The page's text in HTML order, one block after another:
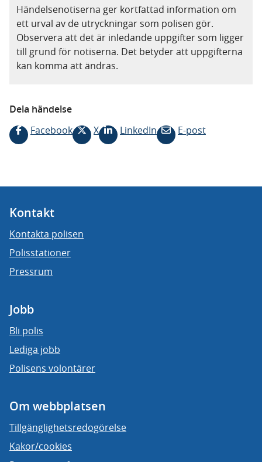
Händelsenotiserna ger kortfattad information om
ett urval av de utryckningar som polisen gör.
Observera att det är inledande uppgifter som ligger
till grund för notiserna. Det betyder att uppgifterna
kan komma att ändras.
Dela händelse
Facebook
X LinkedIn E-post
Kontakt
Kontakta polisen
Polisstationer
Pressrum
Jobb
Bli polis
Lediga jobb
Polisens volontärer
Om webbplatsen
Tillgänglighetsredogörelse
Kakor/cookies